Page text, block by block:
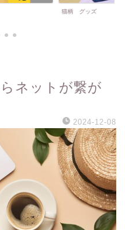
猫柄 グッズ
ネットが繋が
2024-12-08